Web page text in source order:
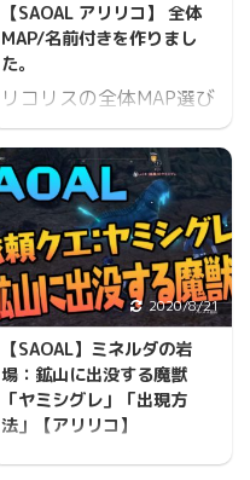
【SAOAL アリリコ】 全体
MAP/名前付きを作りまし
た。
リコリスの全体MAP選び
にくく、選択しにくいの
で自作。 名前を上から並
べて上下ボタンで選択で
きるようにして欲しい ま
ぐろ こゆとこ早く直して
欲しい 名前付き全体MAP
2020/8/21
【SAOAL】ミネルダの岩
場：鉱山に出没する魔獣
「ヤミシグレ」「出現方
法」【アリリコ】
ソードアートオンライ